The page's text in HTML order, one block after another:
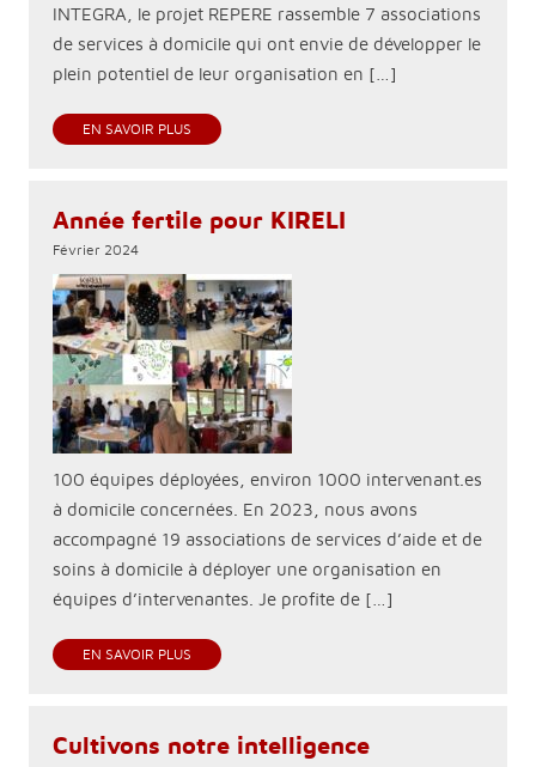
INTEGRA, le projet REPERE rassemble 7 associations
de services à domicile qui ont envie de développer le
plein potentiel de leur organisation en […]
EN SAVOIR PLUS
Année fertile pour KIRELI
Février 2024
100 équipes déployées, environ 1000 intervenant.es
à domicile concernées. En 2023, nous avons
accompagné 19 associations de services d’aide et de
soins à domicile à déployer une organisation en
équipes d’intervenantes. Je profite de […]
EN SAVOIR PLUS
Cultivons notre intelligence